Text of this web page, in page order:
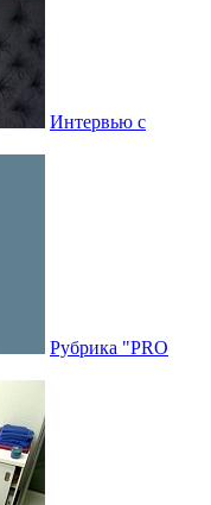
Интервью с
Рубрика "PRO